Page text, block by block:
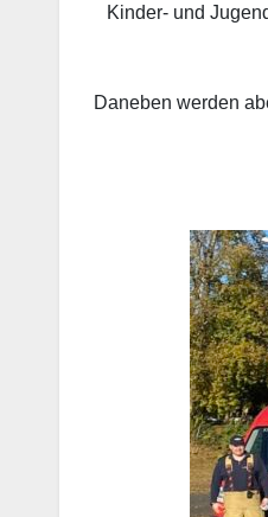
Kinder- und
Daneben werden